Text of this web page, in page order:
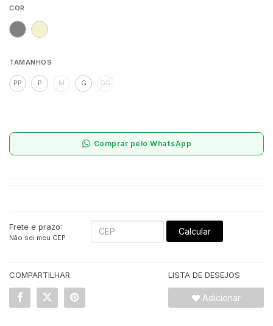
COR
TAMANHOS
PP P M G GG
Comprar pelo WhatsApp
Frete e prazo:
Não sei meu CEP
Calcular
COMPARTILHAR LISTA DE DESEJOS
Adicionar